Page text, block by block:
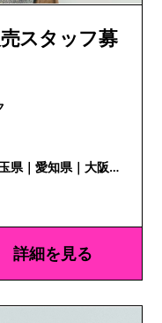
スタッフ募
県｜愛知県｜大阪
岡県
詳細を見る